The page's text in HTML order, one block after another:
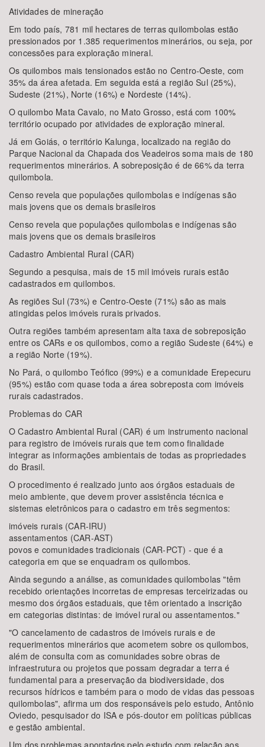
Atividades de mineração
Em todo país, 781 mil hectares de terras quilombolas estão
pressionados por 1.385 requerimentos minerários, ou seja, por
concessões para exploração mineral.
Os quilombos mais tensionados estão no Centro-Oeste, com
35% da área afetada. Em seguida está a região Sul (25%),
Sudeste (21%), Norte (16%) e Nordeste (14%).
O quilombo Mata Cavalo, no Mato Grosso, está com 100%
território ocupado por atividades de exploração mineral.
Já em Goiás, o território Kalunga, localizado na região do
Parque Nacional da Chapada dos Veadeiros soma mais de 180
requerimentos minerários. A sobreposição é de 66% da terra
quilombola.
Censo revela que populações quilombolas e indígenas são
mais jovens que os demais brasileiros
Censo revela que populações quilombolas e indígenas são
mais jovens que os demais brasileiros
Cadastro Ambiental Rural (CAR)
Segundo a pesquisa, mais de 15 mil imóveis rurais estão
cadastrados em quilombos.
As regiões Sul (73%) e Centro-Oeste (71%) são as mais
atingidas pelos imóveis rurais privados.
Outra regiões também apresentam alta taxa de sobreposição
entre os CARs e os quilombos, como a região Sudeste (64%) e
a região Norte (19%).
No Pará, o quilombo Teófico (99%) e a comunidade Erepecuru
(95%) estão com quase toda a área sobreposta com imóveis
rurais cadastrados.
Problemas do CAR
O Cadastro Ambiental Rural (CAR) é um instrumento nacional
para registro de imóveis rurais que tem como finalidade
integrar as informações ambientais de todas as propriedades
do Brasil.
O procedimento é realizado junto aos órgãos estaduais de
meio ambiente, que devem prover assistência técnica e
sistemas eletrônicos para o cadastro em três segmentos:
imóveis rurais (CAR-IRU)
assentamentos (CAR-AST)
povos e comunidades tradicionais (CAR-PCT) - que é a
categoria em que se enquadram os quilombos.
Ainda segundo a análise, as comunidades quilombolas "têm
recebido orientações incorretas de empresas terceirizadas ou
mesmo dos órgãos estaduais, que têm orientado a inscrição
em categorias distintas: de imóvel rural ou assentamentos."
"O cancelamento de cadastros de imóveis rurais e de
requerimentos minerários que acometem sobre os quilombos,
além de consulta com as comunidades sobre obras de
infraestrutura ou projetos que possam degradar a terra é
fundamental para a preservação da biodiversidade, dos
recursos hídricos e também para o modo de vidas das pessoas
quilombolas", afirma um dos responsáveis pelo estudo, Antônio
Oviedo, pesquisador do ISA e pós-doutor em políticas públicas
e gestão ambiental.
Um dos problemas apontados pelo estudo com relação aos